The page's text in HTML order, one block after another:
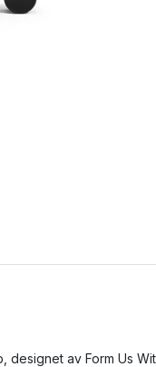
designet av Form Us